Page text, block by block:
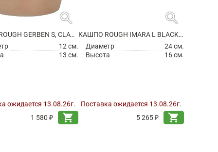
search
КАШПО ROUGH GERBEN S, CLAY WASHED
12 см.
13 см.
ожидается 13.08.26г.
1 580 ₽
shopping_cart
search
КАШПО ROUGH IMARA L BLACK WASHED
Диаметр
24 см.
Высота
16 см.
Поставка ожидается 13.08.26г.
5 265 ₽
shopping_cart